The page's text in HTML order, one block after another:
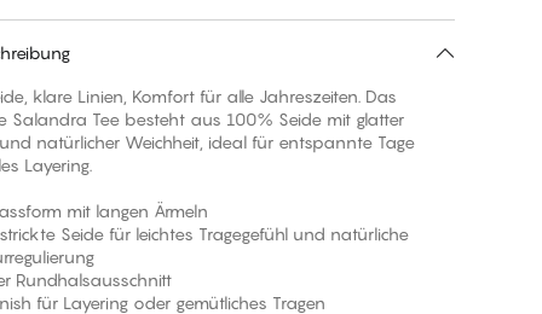
klare Linien, Komfort für alle Jahreszeiten. Das
Salandra Tee besteht aus 100% Seide mit glatter
natürlicher Weichheit, ideal für entspannte Tage
Layering.
mit langen Ärmeln
Seide für leichtes Tragegefühl und natürliche
Rundhalsausschnitt
für Layering oder gemütliches Tragen